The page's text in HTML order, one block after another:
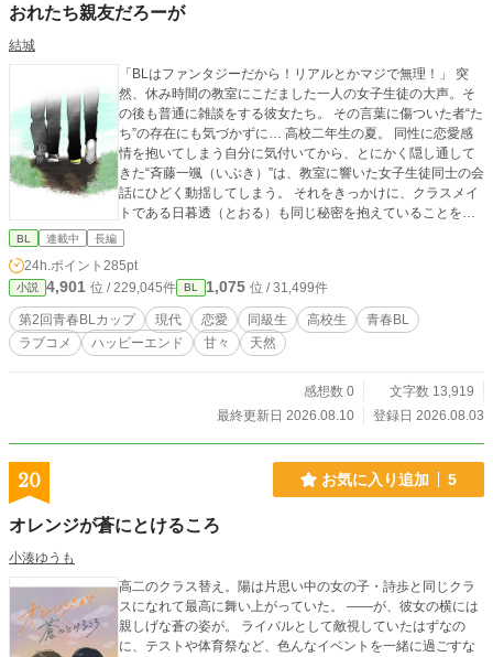
おれたち親友だろーが
結城
「BLはファンタジーだから！リアルとかマジで無理！」 突
然、休み時間の教室にこだました一人の女子生徒の大声。そ
の後も普通に雑談をする彼女たち。 その言葉に傷ついた者“た
ち”の存在にも気づかずに… 高校二年生の夏。 同性に恋愛感
情を抱いてしまう自分に気付いてから、とにかく隠し通して
きた“斉藤一颯（いぶき）”は、教室に響いた女子生徒同士の会
話にひどく動揺してしまう。 それをきっかけに、クラスメイ
トである日暮透（とおる）も同じ秘密を抱えていることを知
り、二人は友人になったが。 優しくて、どこか天然な日暮と
感情が芽生え始めるーー。
BL 連載中 長編
24h.ポイント 285pt
小説 4,901 位 / 229,045件 BL 1,075 位 / 31,499件
第2回青春BLカップ 現代 恋愛 同級生 高校生
青春BL
ラブコメ
ハッピーエンド 甘々 天然
感想数 0
文字数 13,919
最終更新日 2026.08.10
登録日 2026.08.03
20 お気に入り追加 5
オレンジが蒼にとけるころ
小湊ゆうも
高二のクラス替え。陽は片思い中の女の子・詩歩と同じクラ
スになれて最高に舞い上がっていた。 ――が、彼女の横には
親しげな蒼の姿が。 ライバルとして敵視していたはずなの
に、テストや体育祭など、色んなイベントを一緒に過ごすな